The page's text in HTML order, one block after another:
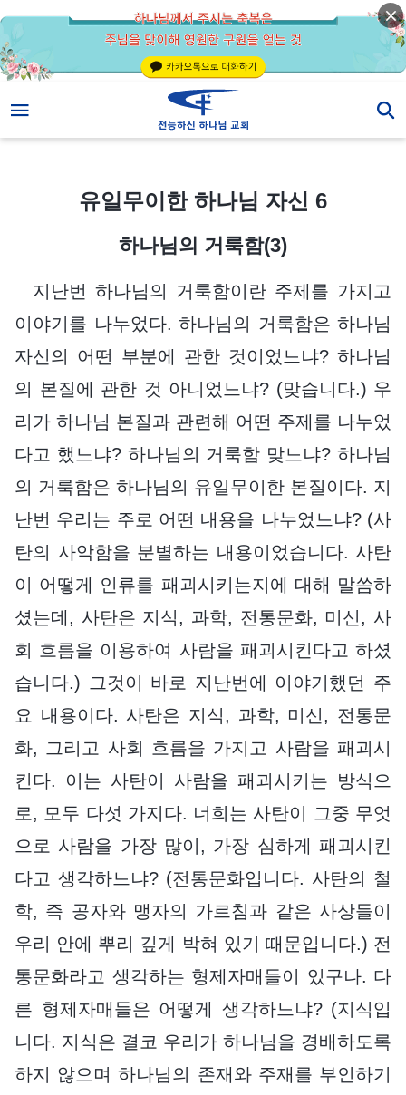
유일무이한 하나님 자신 6
하나님의 거룩함(3)
지난번 하나님의 거룩함이란 주제를 가지고
이야기를 나누었다. 하나님의 거룩함은 하나님
자신의 어떤 부분에 관한 것이었느냐? 하나님
의 본질에 관한 것 아니었느냐? (맞습니다.) 우
리가 하나님 본질과 관련해 어떤 주제를 나누었
다고 했느냐? 하나님의 거룩함 맞느냐? 하나님
의 거룩함은 하나님의 유일무이한 본질이다. 지
난번 우리는 주로 어떤 내용을 나누었느냐? (사
탄의 사악함을 분별하는 내용이었습니다. 사탄
이 어떻게 인류를 패괴시키는지에 대해 말씀하
셨는데, 사탄은 지식, 과학, 전통문화, 미신, 사
회 흐름을 이용하여 사람을 패괴시킨다고 하셨
습니다.) 그것이 바로 지난번에 이야기했던 주
요 내용이다. 사탄은 지식, 과학, 미신, 전통문
화, 그리고 사회 흐름을 가지고 사람을 패괴시
킨다. 이는 사탄이 사람을 패괴시키는 방식으
로, 모두 다섯 가지다. 너희는 사탄이 그중 무엇
으로 사람을 가장 많이, 가장 심하게 패괴시킨
다고 생각하느냐? (전통문화입니다. 사탄의 철
학, 즉 공자와 맹자의 가르침과 같은 사상들이
우리 안에 뿌리 깊게 박혀 있기 때문입니다.) 전
통문화라고 생각하는 형제자매들이 있구나. 다
른 형제자매들은 어떻게 생각하느냐? (지식입
니다. 지식은 결코 우리가 하나님을 경배하도록
하지 않으며 하나님의 존재와 주재를 부인하기